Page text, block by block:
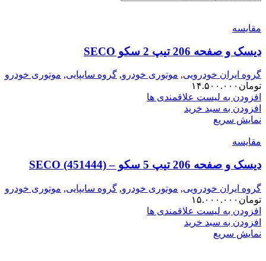
مقایسه
دیسک و صفحه 206 تیپ 2 سکو SECO
گروه ایران خودرویی, موتوری خودرو, گروه سایپایی, موتوری خودرو
تومان ۱۴.۵۰۰.۰۰۰
افزودن به لیست علاقمندی ها
افزودن به سبد خرید
نمایش سریع
مقایسه
دیسک و صفحه 206 تیپ 5 سکو – SECO (451444)
گروه ایران خودرویی, موتوری خودرو, گروه سایپایی, موتوری خودرو
تومان ۱۵.۰۰۰.۰۰۰
افزودن به لیست علاقمندی ها
افزودن به سبد خرید
نمایش سریع